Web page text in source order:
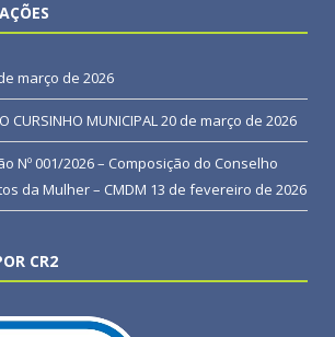
março de 2026
CURSINHO MUNICIPAL20 de março de 2026
Nº 001/2026 – Composição do Conselho
da Mulher – CMDM 13 de fevereiro de 2026
CR2